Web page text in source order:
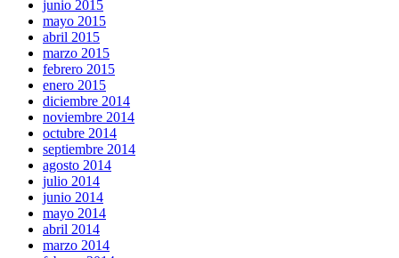
junio 2015
mayo 2015
abril 2015
marzo 2015
febrero 2015
enero 2015
diciembre 2014
noviembre 2014
octubre 2014
septiembre 2014
agosto 2014
julio 2014
junio 2014
mayo 2014
abril 2014
marzo 2014